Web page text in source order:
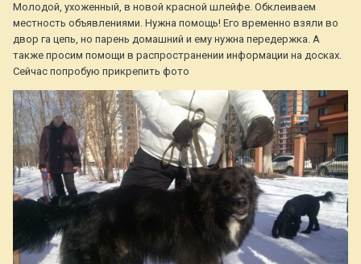
Молодой, ухоженный, в новой красной шлейфе. Обклеиваем
местность объявлениями. Нужна помощь! Его временно взяли во
двор га цепь, но парень домашний и ему нужна передержка. А
также просим помощи в распространении информации на досках.
Сейчас попробую прикрепить фото